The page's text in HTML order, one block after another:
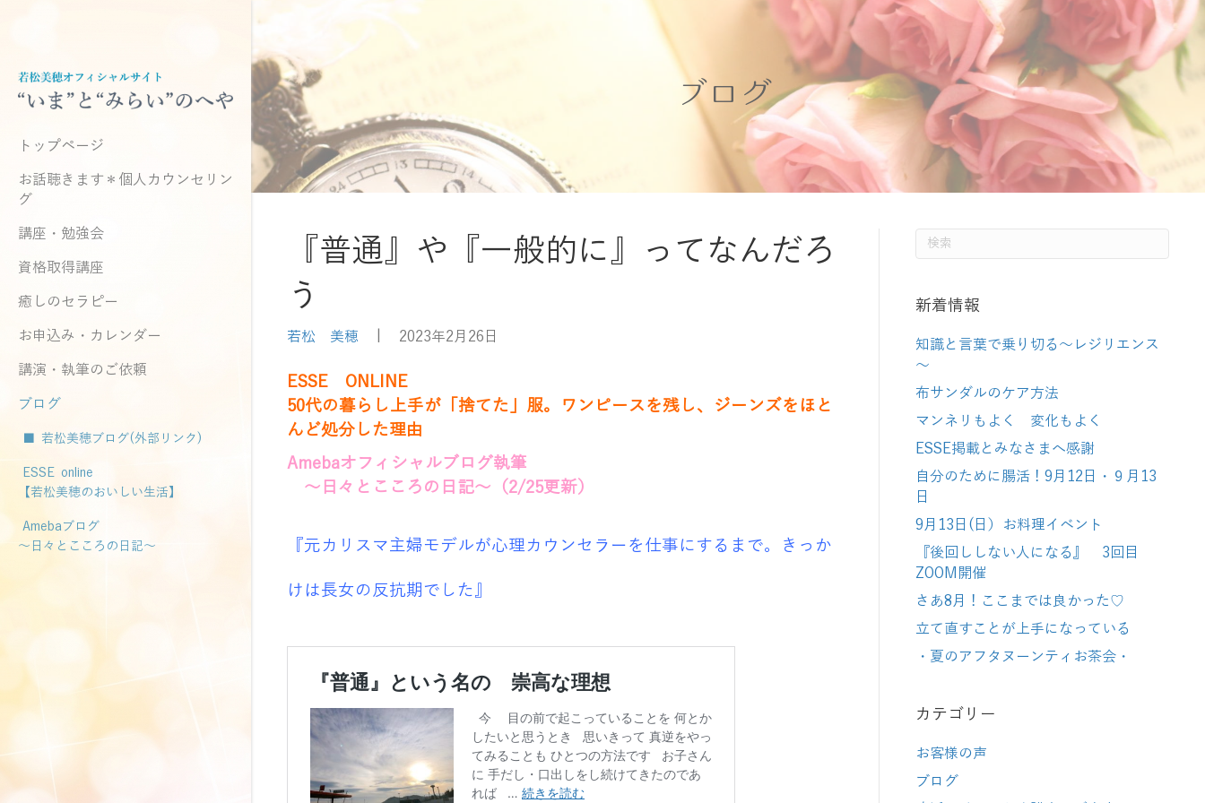
トップページ
お話聴きます＊個人カウンセリン
グ
講座・勉強会
資格取得講座
癒しのセラピー
お申込み・カレンダー
講演・執筆のご依頼
ブログ
■ 若松美穂ブログ(外部リンク)
ESSE online
【若松美穂のおいしい生活】
Amebaブログ
～日々とこころの日記～
ブログ
『普通』や『一般的に』ってなんだろ
う
若松 美穂 2023年2月26日
ESSE ONLINE
50代の暮らし上手が「捨てた」服。ワンピースを残し、ジーンズをほと
んど処分した理由
Amebaオフィシャルブログ執筆
～日々とこころの日記～（2/25更新）
『元カリスマ主婦モデルが心理カウンセラーを仕事にするまで。きっか
けは長女の反抗期でした』
新着情報
知識と言葉で乗り切る～レジリエンス
～
布サンダルのケア方法
マンネリもよく 変化もよく
ESSE掲載とみなさまへ感謝
自分のために腸活！9月12日・９月13
日
9月13日(日）お料理イベント
『後回ししない人になる』 3回目
ZOOM開催
さあ8月！ここまでは良かった♡
立て直すことが上手になっている
・夏のアフタヌーンティお茶会・
カテゴリー
お客様の声
ブログ